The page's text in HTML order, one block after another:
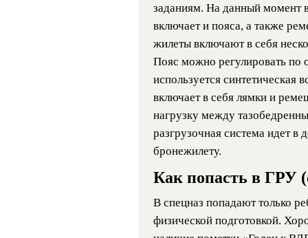
заданиям. На данный момент
включает и пояса, а также
жилеты включают в себя
Пояс можно регулировать по
используется синтетическая
включает в себя лямки и
нагрузку между
разгрузочная система идет
бронежилету.
Как попасть в ГРУ
В спецназ попадают только
физической подготовкой.